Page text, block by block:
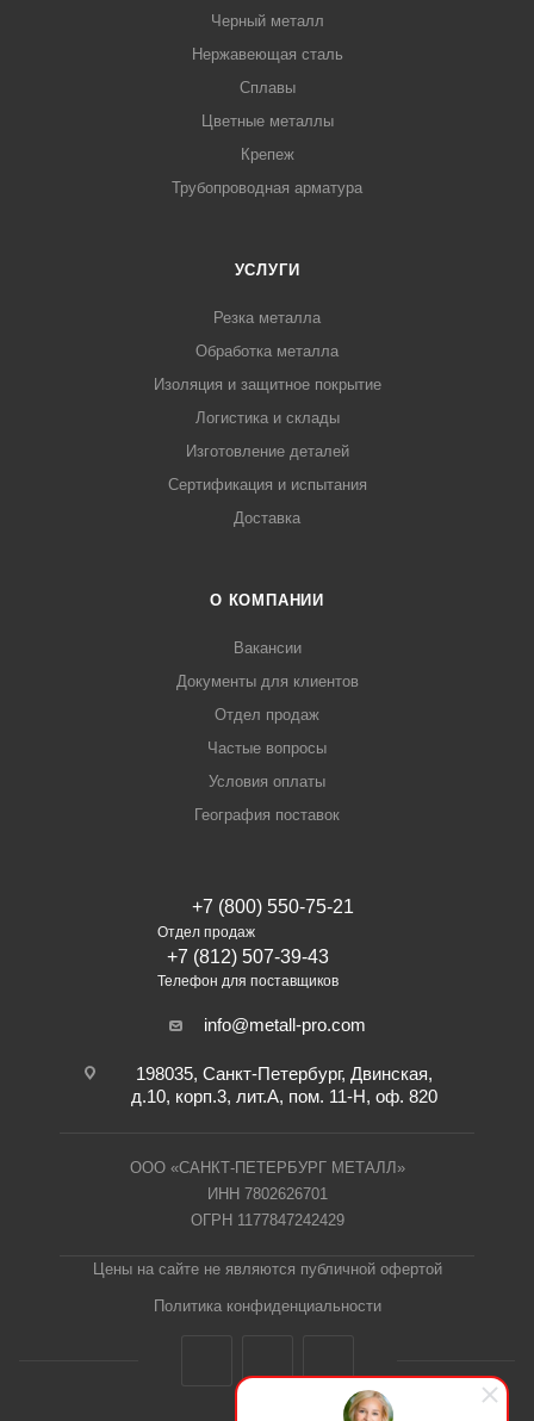
Черный металл
Нержавеющая сталь
Сплавы
Цветные металлы
Крепеж
Трубопроводная арматура
УСЛУГИ
Резка металла
Обработка металла
Изоляция и защитное покрытие
Логистика и склады
Изготовление деталей
Сертификация и испытания
Доставка
О КОМПАНИИ
Вакансии
Документы для клиентов
Отдел продаж
Частые вопросы
Условия оплаты
География поставок
+7 (800) 550-75-21
Отдел продаж
+7 (812) 507-39-43
Телефон для поставщиков
info@metall-pro.com
198035, Санкт-Петербург, Двинская,
д.10, корп.3, лит.А, пом. 11-Н, оф. 820
ООО «САНКТ-ПЕТЕРБУРГ МЕТАЛЛ»
ИНН 7802626701
ОГРН 1177847242429
Цены на сайте не являются публичной офертой
Политика конфиденциальности